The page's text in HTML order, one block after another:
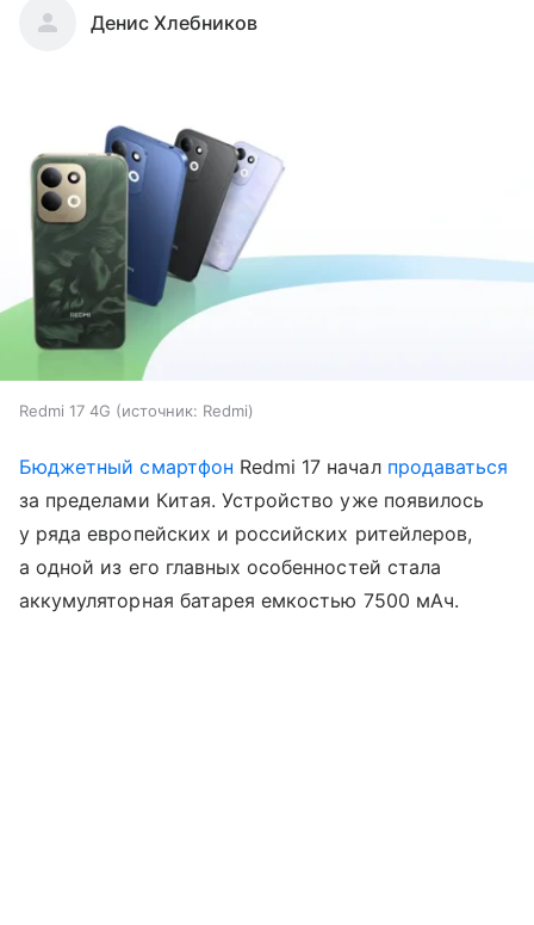
Денис Хлебников
Redmi 17 4G источник: Redmi
Бюджетный смартфон Redmi 17 начал продаваться
за пределами Китая. Устройство уже появилось
у ряда европейских и российских ритейлеров,
а одной из его главных особенностей стала
аккумуляторная батарея емкостью 7500 мАч.